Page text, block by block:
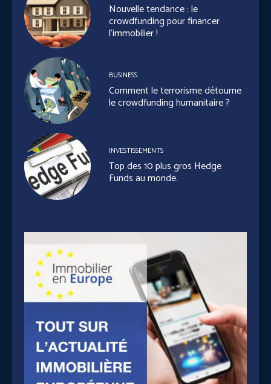
Nouvelle tendance : le
crowdfunding pour financer
l’immobilier !
BUSINESS
Comment le terrorisme détourne
le crowdfunding humanitaire ?
INVESTISSEMENTS
Top des 10 plus gros Hedge
Funds au monde.